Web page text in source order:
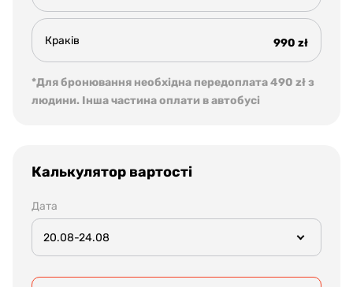
Краків 990 zł
*Для бронювання необхідна передоплата 490 zł з
людини. Інша частина оплати в автобусі
Калькулятор вартості
Дата
20.08-24.08